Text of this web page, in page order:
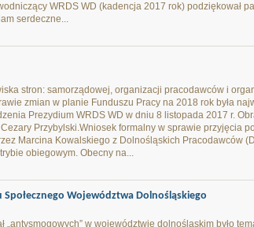
WRDS WD (kadencja 2017 rok) podziękował
serdeczne...
stron: samorządowej, organizacji pracodawców i
zmian w planie Funduszu Pracy na 2018 rok była
Prezydium WRDS WD w dniu 8 listopada 2017 r.
Przybylski.Wniosek formalny w sprawie przyjęcia
Marcina Kowalskiego z Dolnośląskich Pracodawców
obiegowym. Obecny na...
Województwa Dolnośląskiego
„antysmogowych” w województwie dolnośląskim było